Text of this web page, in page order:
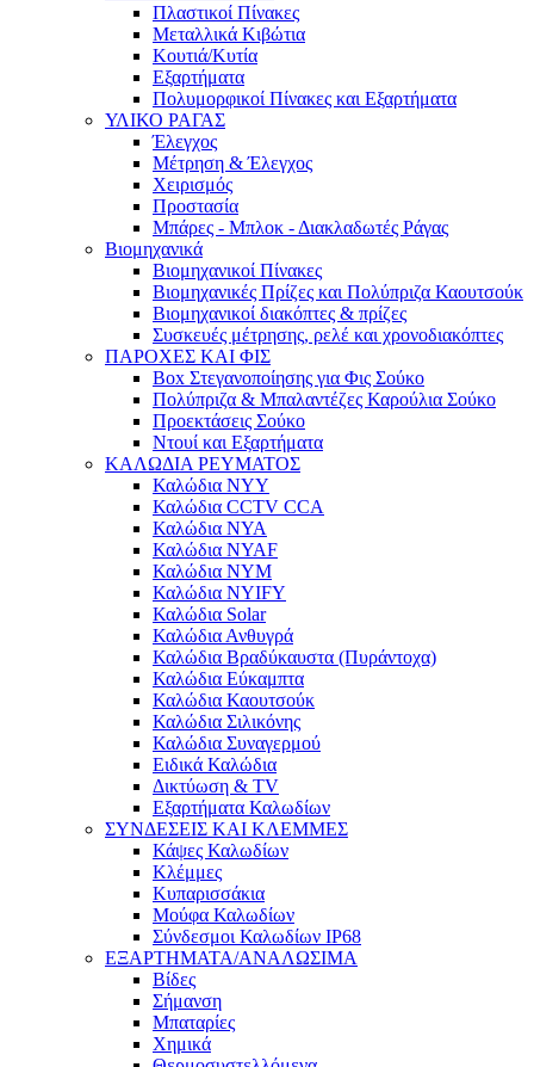
Πλαστικοί Πίνακες
Μεταλλικά Κιβώτια
Κουτιά/Κυτία
Εξαρτήματα
Πολυμορφικοί Πίνακες και Εξαρτήματα
ΥΛΙΚΟ ΡΑΓΑΣ
Έλεγχος
Μέτρηση & Έλεγχος
Χειρισμός
Προστασία
Μπάρες - Μπλοκ - Διακλαδωτές Ράγας
Βιομηχανικά
Βιομηχανικοί Πίνακες
Βιομηχανικές Πρίζες και Πολύπριζα Καουτσούκ
Βιομηχανικοί διακόπτες & πρίζες
Συσκευές μέτρησης, ρελέ και χρονοδιακόπτες
ΠΑΡΟΧΕΣ ΚΑΙ ΦΙΣ
Box Στεγανοποίησης για Φις Σούκο
Πολύπριζα & Μπαλαντέζες Καρούλια Σούκο
Προεκτάσεις Σούκο
Ντουί και Εξαρτήματα
ΚΑΛΩΔΙΑ ΡΕΥΜΑΤΟΣ
Καλώδια NYY
Καλώδια CCTV CCA
Καλώδια NYA
Καλώδια NYAF
Καλώδια NYM
Καλώδια NYIFY
Καλώδια Solar
Καλώδια Ανθυγρά
Καλώδια Βραδύκαυστα (Πυράντοχα)
Καλώδια Εύκαμπτα
Καλώδια Καουτσούκ
Καλώδια Σιλικόνης
Καλώδια Συναγερμού
Ειδικά Καλώδια
Δικτύωση & TV
Εξαρτήματα Καλωδίων
ΣΥΝΔΕΣΕΙΣ ΚΑΙ ΚΛΕΜΜΕΣ
Κάψες Καλωδίων
Κλέμμες
Κυπαρισσάκια
Μούφα Καλωδίων
Σύνδεσμοι Καλωδίων IP68
ΕΞΑΡΤΗΜΑΤΑ/ΑΝΑΛΩΣΙΜΑ
Βίδες
Σήμανση
Μπαταρίες
Χημικά